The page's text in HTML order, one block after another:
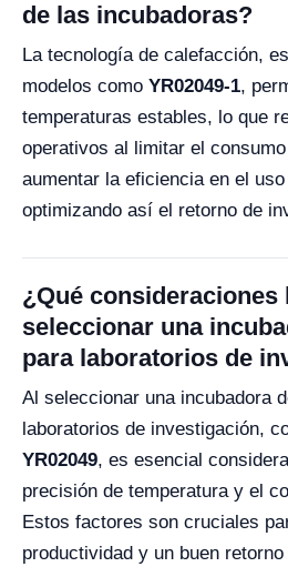
de las incubadoras?
La tecnología de calefacción,
modelos como YR02049-1,
temperaturas estables, lo que
operativos al limitar el
aumentar la eficiencia en el
optimizando así el retorno de
¿Qué consideraciones
seleccionar una
para laboratorios de
Al seleccionar una incubadora
laboratorios de investigación,
YR02049, es esencial
precisión de temperatura y el
Estos factores son cruciales
productividad y un buen